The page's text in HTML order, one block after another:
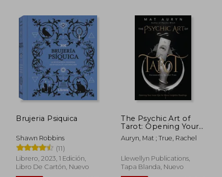
50% $ 2.513 50%
Brujeria Psiquica
Shawn Robbins
(11)
Librero, 2023, 1 Edición,
Libro De Cartón, Nuevo
The Psychic Art of
Tarot: Opening Your
Inner Eye for More
Insightful Readings
Auryn, Mat ; True, Rachel
Llewellyn Publications,
Tapa Blanda, Nuevo